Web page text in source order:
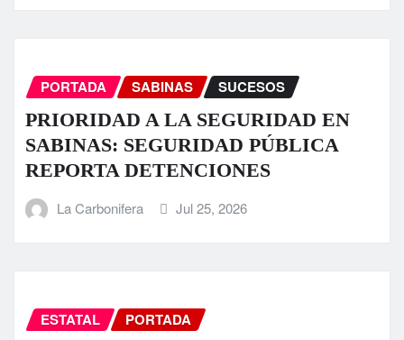
PORTADA SABINAS SUCESOS
PRIORIDAD A LA SEGURIDAD EN
SABINAS: SEGURIDAD PÚBLICA
REPORTA DETENCIONES
La Carbonifera Jul 25, 2026
ESTATAL PORTADA